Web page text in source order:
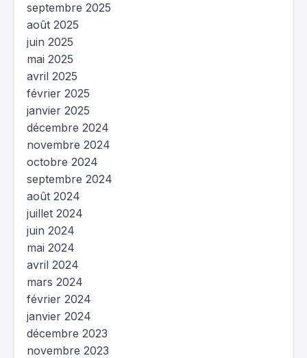
septembre 2025
août 2025
juin 2025
mai 2025
avril 2025
février 2025
janvier 2025
décembre 2024
novembre 2024
octobre 2024
septembre 2024
août 2024
juillet 2024
juin 2024
mai 2024
avril 2024
mars 2024
février 2024
janvier 2024
décembre 2023
novembre 2023